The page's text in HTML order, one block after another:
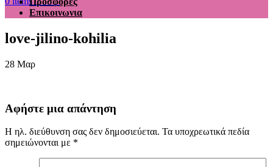
Επικοινωνια
love-jilino-kohilia
28 Μαρ
Αφήστε μια απάντηση
Η ηλ. διεύθυνση σας δεν δημοσιεύεται. Τα υποχρεωτικά πεδία
σημειώνονται με *